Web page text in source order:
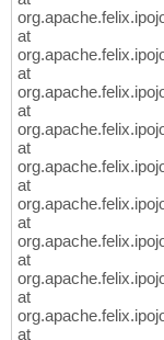
at
at
at
at
at
at
at
at
at